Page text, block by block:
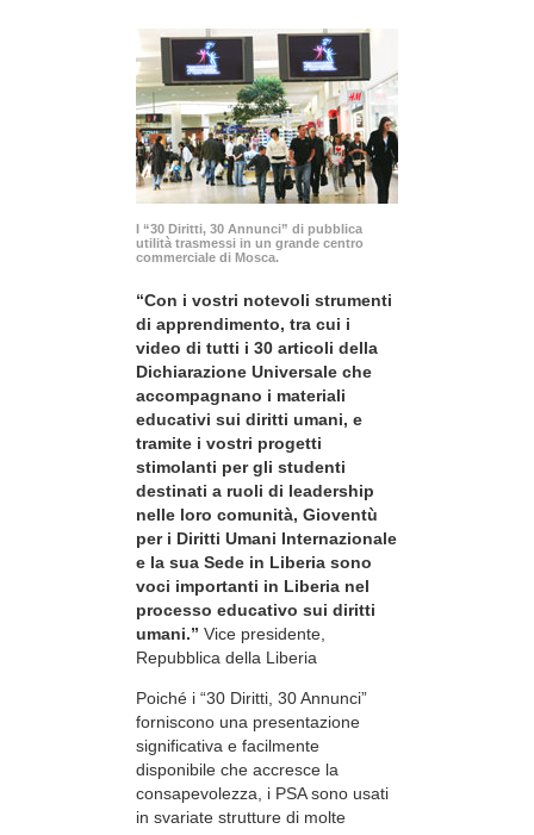
I “30 Diritti, 30 Annunci” di pubblica
utilità trasmessi in un grande centro
commerciale di Mosca.
“Con i vostri notevoli strumenti
di apprendimento, tra cui i
video di tutti i 30 articoli della
Dichiarazione Universale che
accompagnano i materiali
educativi sui diritti umani, e
tramite i vostri progetti
stimolanti per gli studenti
destinati a ruoli di leadership
nelle loro comunità, Gioventù
per i Diritti Umani Internazionale
e la sua Sede in Liberia sono
voci importanti in Liberia nel
processo educativo sui diritti
umani.” Vice presidente,
Repubblica della Liberia
Poiché i “30 Diritti, 30 Annunci”
forniscono una presentazione
significativa e facilmente
disponibile che accresce la
consapevolezza, i PSA sono usati
in svariate strutture di molte